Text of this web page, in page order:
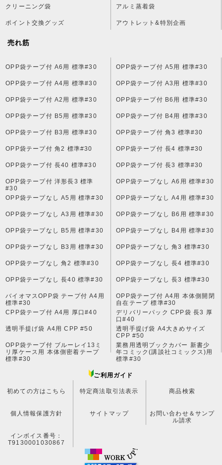
クリーニング袋 アルミ蒸着袋
ポイント交換グッズ アウトレット&特別企画
売れ筋
OPP袋テープ付 A6用 標準#30 OPP袋テープ付 A5用 標準#30
OPP袋テープ付 A4用 標準#30 OPP袋テープ付 A3用 標準#30
OPP袋テープ付 A2用 標準#30 OPP袋テープ付 B6用 標準#30
OPP袋テープ付 B5用 標準#30 OPP袋テープ付 B4用 標準#30
OPP袋テープ付 B3用 標準#30 OPP袋テープ付 角3 標準#30
OPP袋テープ付 角2 標準#30 OPP袋テープ付 長4 標準#30
OPP袋テープ付 長40 標準#30 OPP袋テープ付 長3 標準#30
OPP袋テープ付 洋形長3 標準
#30
OPP袋テープなし A6用 標準#30
OPP袋テープなし A5用 標準#30 OPP袋テープなし A4用 標準#30
OPP袋テープなし A3用 標準#30 OPP袋テープなし B6用 標準#30
OPP袋テープなし B5用 標準#30 OPP袋テープなし B4用 標準#30
OPP袋テープなし B3用 標準#30 OPP袋テープなし 角3 標準#30
OPP袋テープなし 角2 標準#30 OPP袋テープなし 長4 標準#30
OPP袋テープなし 長40 標準#30 OPP袋テープなし 長3 標準#30
バイオマスOPP袋 テープ付 A4用
標準#30
OPP袋テープ付 A4用 本体側開閉
自在テープ 標準#30
CPP袋テープ付 A4用 厚口#40
デリバリーパック CPP袋 長3 厚
口#40
透明手提げ袋 A4用 CPP #50
透明手提げ袋 A4大きめサイズ
CPP #50
OPP袋テープ付 ブルーレイ13ミ
リ厚ケース用 本体側密着テープ
標準#30
業務用透明ブックカバー 新書少
年コミック(講談社コミックス)用
標準#30
ご利用ガイド
初めての方はこちら 特定商法取引法表示 商品検索
個人情報保護方針 サイトマップ
お問い合わせ＆サンプ
ル請求
インボイス番号：
T9130001030867